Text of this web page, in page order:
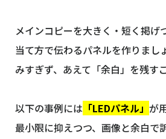
メインコピーを大きく・短く掲げ
当て方で伝わるパネルを作りまし
みすぎず、あえて「余白」を残す
以下の事例には 「LEDパネル」 が
最小限に抑えつつ、画像と余白で